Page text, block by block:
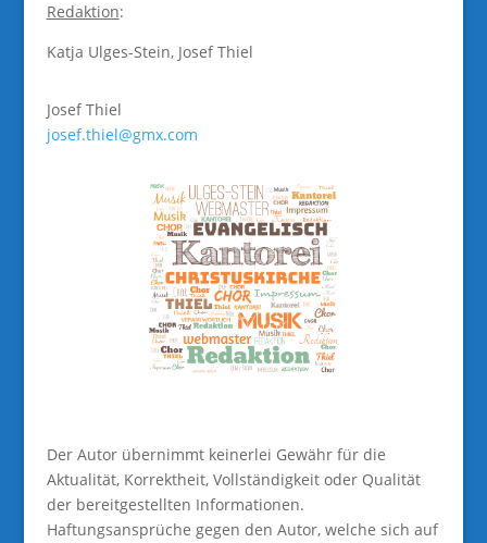
Redaktion:
Katja Ulges-Stein, Josef Thiel
Josef Thiel
josef.thiel@gmx.com
Der Autor übernimmt keinerlei Gewähr für die
Aktualität, Korrektheit, Vollständigkeit oder Qualität
der bereitgestellten Informationen.
Haftungsansprüche gegen den Autor, welche sich auf